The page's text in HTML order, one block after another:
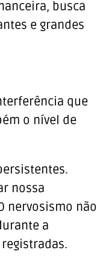
busca
e grandes
que
o nível de
nossa
nervosismo não
a